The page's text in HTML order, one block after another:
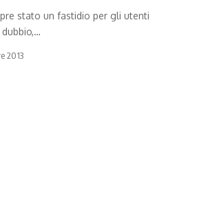
stato un fastidio per gli utenti
2013